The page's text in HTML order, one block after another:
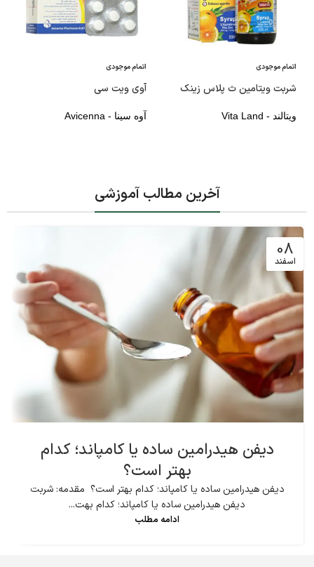
اتمام موجودی
شربت ویتامین ث پلاس زینک
ویتالند - Vita Land
اتمام موجودی
آوی ویت سی
آوه سینا - Avicenna
آخرین مطالب آموزشی
08
اسفند
دیفن هیدرامین ساده یا کامپاند؛ کدام
بهتر است؟
دیفن هیدرامین ساده یا کامپاند؛ کدام بهتر است؟ مقدمه: شربت
دیفن هیدرامین ساده یا کامپاند؛ کدام بهت...
ادامه مطلب